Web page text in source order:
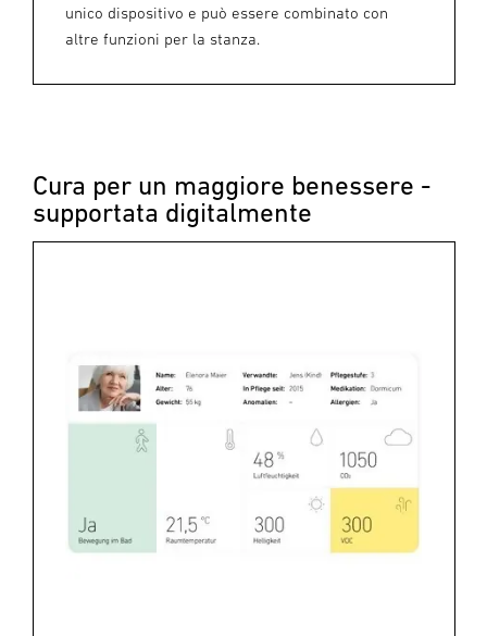
unico dispositivo e può essere combinato con
altre funzioni per la stanza.
Cura per un maggiore benessere -
supportata digitalmente